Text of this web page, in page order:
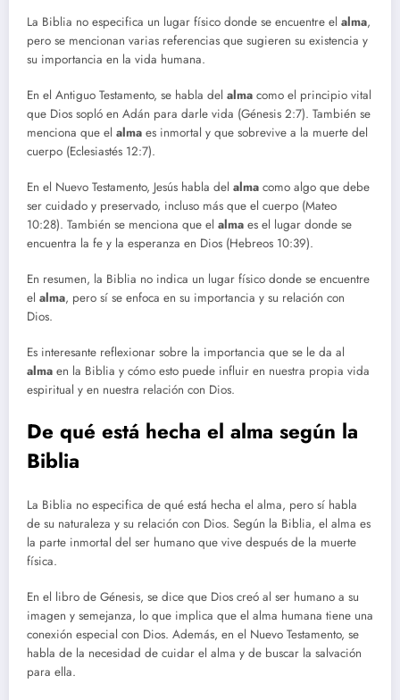
La Biblia no especifica un lugar físico donde se encuentre el alma,
pero se mencionan varias referencias que sugieren su existencia y
su importancia en la vida humana.
En el Antiguo Testamento, se habla del alma como el principio vital
que Dios sopló en Adán para darle vida (Génesis 2:7). También se
menciona que el alma es inmortal y que sobrevive a la muerte del
cuerpo (Eclesiastés 12:7).
En el Nuevo Testamento, Jesús habla del alma como algo que debe
ser cuidado y preservado, incluso más que el cuerpo (Mateo
10:28). También se menciona que el alma es el lugar donde se
encuentra la fe y la esperanza en Dios (Hebreos 10:39).
En resumen, la Biblia no indica un lugar físico donde se encuentre
el alma, pero sí se enfoca en su importancia y su relación con
Dios.
Es interesante reflexionar sobre la importancia que se le da al
alma en la Biblia y cómo esto puede influir en nuestra propia vida
espiritual y en nuestra relación con Dios.
De qué está hecha el alma según la
Biblia
La Biblia no especifica de qué está hecha el alma, pero sí habla
de su naturaleza y su relación con Dios. Según la Biblia, el alma es
la parte inmortal del ser humano que vive después de la muerte
física.
En el libro de Génesis, se dice que Dios creó al ser humano a su
imagen y semejanza, lo que implica que el alma humana tiene una
conexión especial con Dios. Además, en el Nuevo Testamento, se
habla de la necesidad de cuidar el alma y de buscar la salvación
para ella.